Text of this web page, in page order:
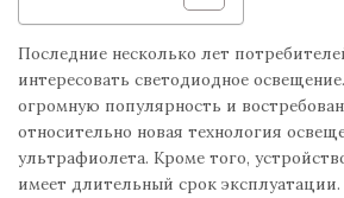
Последние несколько лет
интересовать светодиодное
огромную популярность и
относительно новая технология
ультрафиолета. Кроме того,
имеет длительный срок